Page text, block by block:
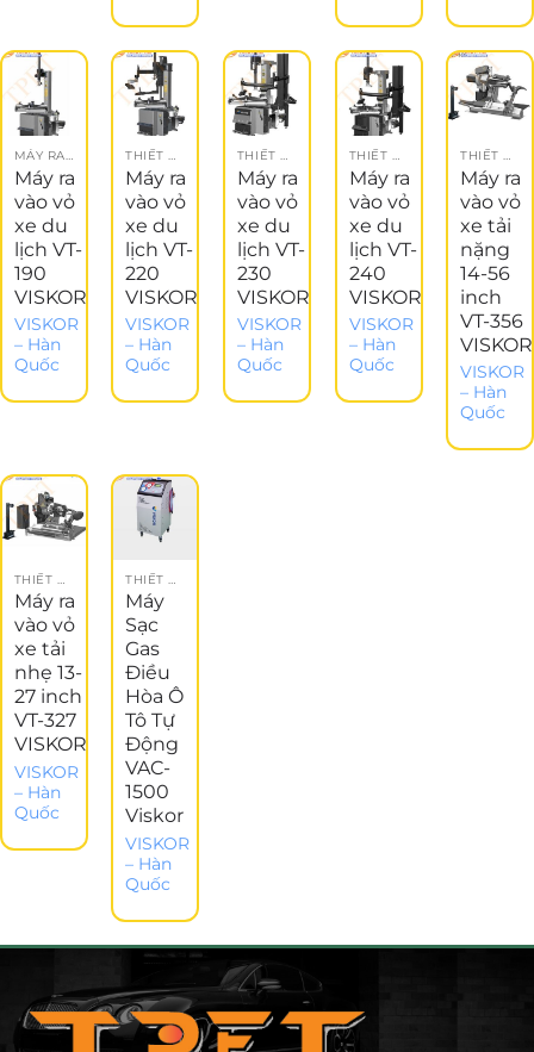
MÁY RA VÀO LỐP XE
Máy ra
vào vỏ
xe du
lịch VT-
190
VISKOR
VISKOR
– Hàn
Quốc
THIẾT BỊ LÀM LỐP
Máy ra
vào vỏ
xe du
lịch VT-
220
VISKOR
VISKOR
– Hàn
Quốc
THIẾT BỊ LÀM LỐP
Máy ra
vào vỏ
xe du
lịch VT-
230
VISKOR
VISKOR
– Hàn
Quốc
THIẾT BỊ LÀM LỐP
Máy ra
vào vỏ
xe du
lịch VT-
240
VISKOR
VISKOR
– Hàn
Quốc
THIẾT BỊ KIỂM TRA
Máy ra
vào vỏ
xe tải
nặng
14-56
inch
VT-356
VISKOR
VISKOR
– Hàn
Quốc
Máy ra
vào vỏ
xe tải
nhẹ 13-
27 inch
VT-327
VISKOR
VISKOR
– Hàn
Quốc
Máy
Sạc
Gas
Điều
Hòa Ô
Tô Tự
Động
VAC-
1500
Viskor
VISKOR
– Hàn
Quốc